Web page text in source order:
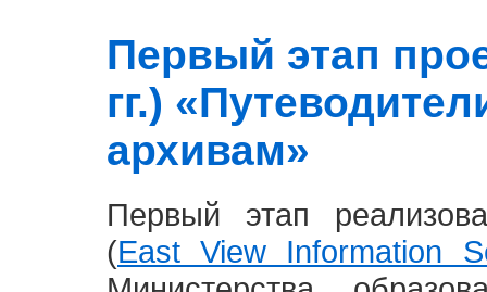
Первый этап
гг.)
архивам»
Первый этап
(East View Information